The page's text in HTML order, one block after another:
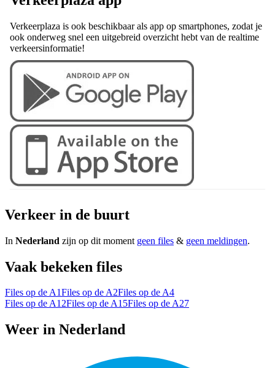
Verkeerplaza is ook beschikbaar als app op smartphones, zodat je
ook onderweg snel een uitgebreid overzicht hebt van de realtime
verkeersinformatie!
Verkeer in de buurt
In Nederland zijn op dit moment geen files & geen meldingen.
Vaak bekeken files
Files op de A1Files op de A2Files op de A4
Files op de A12Files op de A15Files op de A27
Weer in Nederland